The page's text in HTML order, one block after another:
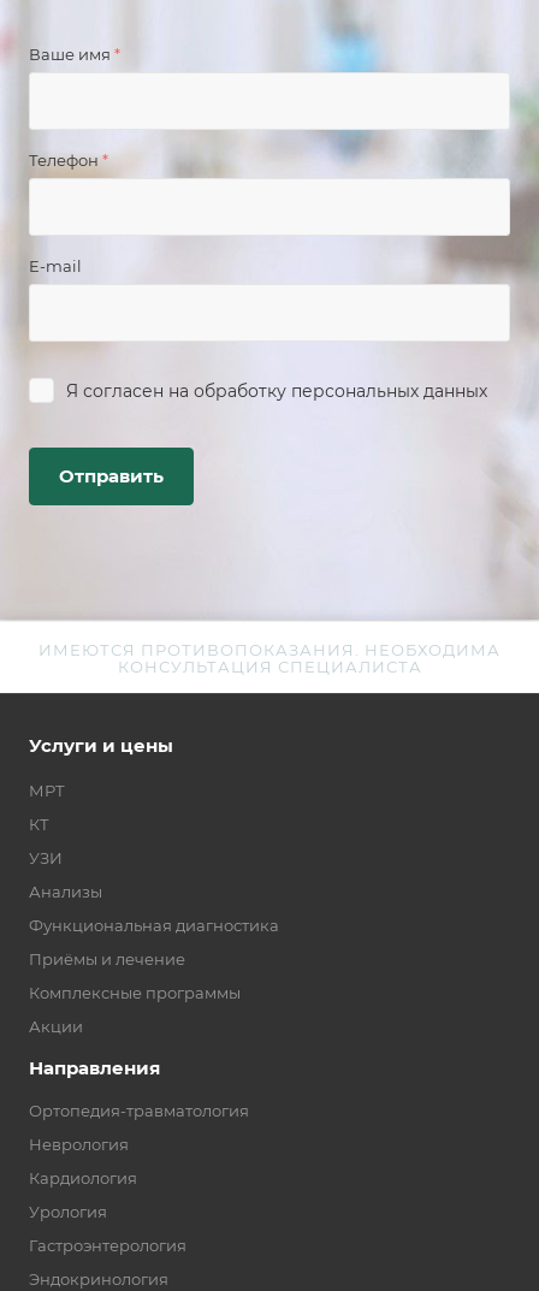
Ваше имя *
Телефон*
E-mail
Я согласен на обработку персональных данных
ИМЕЮТСЯ ПРОТИВОПОКАЗАНИЯ. НЕОБХОДИМА
КОНСУЛЬТАЦИЯ СПЕЦИАЛИСТА
Услуги и цены
МРТ
КТ
УЗИ
Анализы
Функциональная диагностика
Приёмы и лечение
Комплексные программы
Акции
Направления
Ортопедия-травматология
Неврология
Кардиология
Урология
Гастроэнтерология
Эндокринология